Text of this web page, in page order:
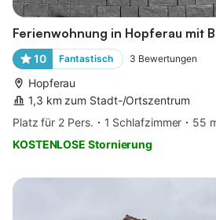
Ferienwohnung in Hopferau mit
10 Fantastisch 3 Bewertungen
Hopferau
1,3 km zum Stadt-/Ortszentrum
Platz für 2 Pers.
1 Schlafzimmer
55
KOSTENLOSE Stornierung